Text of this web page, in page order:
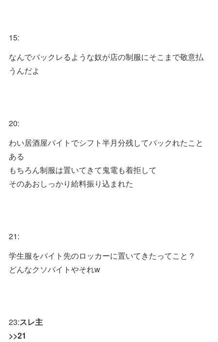
15:
なんでバックレるような奴が店の制服にそこまで敬意払
うんだよ
20:
わい居酒屋バイトでシフト半月分残してバックれたこと
ある
もちろん制服は置いてきて鬼電も着拒して
そのあおしっかり給料振り込まれた
21:
学生服をバイト先のロッカーに置いてきたってこと？
どんなクソバイトやそれw
23:スレ主
>>21